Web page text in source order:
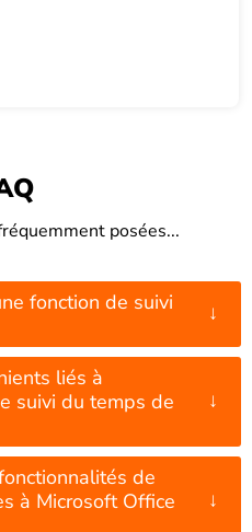
posées...
fonction de suivi
↓
liés à
suivi du temps de
↓
de
à Microsoft Office
↓